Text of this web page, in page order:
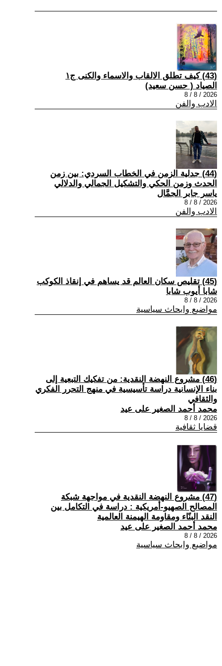
(43) كيف تطلق الالقاب والاسماء والكنى ج١
الصياد ‏( حسن سعيد‏)
2026 / 8 / 8
الادب والفن
(44) جدلية الزمن في الخطاب السردي: بين زمن
الحدث وزمن الحكي والتشكيل الجمالي والدلالي
ياسر جابر الجمَّال
2026 / 8 / 8
الادب والفن
(45) تقليص سكان العالم قد يساهم في إنقاذ الكوكب
شابا أيوب شابا
2026 / 8 / 8
مواضيع وابحاث سياسية
(46) مشروع النهضة النقدية: من تفكيك التبعية إلى
بناء الإنسانية دراسة تأسيسية في منهج التحرر الفكري
والثقافي
محمد أحمد الصغير على عيد
2026 / 8 / 8
قضايا ثقافية
(47) مشروع النهضة النقدية في مواجهة شبكة
المصالح الصهيو-أمريكية : دراسة في التكامل بين
النقد البنّاء ومقاومة الهيمنة العالمية
محمد أحمد الصغير على عيد
2026 / 8 / 8
مواضيع وابحاث سياسية